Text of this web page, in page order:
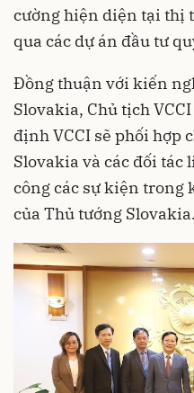
cường hiện diện tại thị
qua các dự án đầu tư
Đồng thuận với kiến
Slovakia, Chủ tịch
định VCCI sẽ phối hợp
Slovakia và các đối tác
công các sự kiện trong
của Thủ tướng Slovakia.